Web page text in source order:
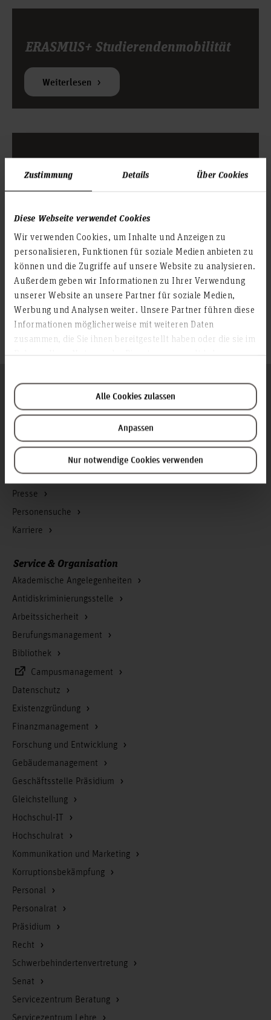
Zustimmung Details Über Cookies
Diese Webseite verwendet Cookies
Wir verwenden Cookies, um Inhalte und Anzeigen zu
personalisieren, Funktionen für soziale Medien anbieten zu
können und die Zugriffe auf unsere Website zu analysieren.
Außerdem geben wir Informationen zu Ihrer Verwendung
unserer Website an unsere Partner für soziale Medien,
Werbung und Analysen weiter. Unsere Partner führen diese
Informationen möglicherweise mit weiteren Daten
zusammen, die Sie ihnen bereitgestellt haben oder die sie im
Alle Cookies zulassen
Anpassen
Nur notwendige Cookies verwenden
ERASMUS+ Studierendenmobilität
Weiterlesen
PROMOS
Themen vertiefen
Vorbereitung Auslandsaufenthalt mit WANDERLUST
ERASMUS+ Studierendenmobilität
PROMOS
Infos zur Hochschule
Kontakt und Anreise
Startseite Hochschule Hannover
Presse
Personensuche
Karriere
Folgen Sie uns
Service & Organisation
Akademische Angelegenheiten
Antidiskriminierungsstelle
Arbeitssicherheit
Berufungsmanagement
Bibliothek
Campusmanagement
Datenschutz
Existenzgründung
Finanzmanagement
Forschung und Entwicklung
Gebäudemanagement
Geschäftsstelle Präsidium
Gleichstellung
Hochschul-IT
Hochschulrat
Kommunikation und Marketing
Korruptionsbekämpfung
Personal
Personalrat
Präsidium
Recht
Schwerbehindertenvertretung
Senat
Servicezentrum Beratung